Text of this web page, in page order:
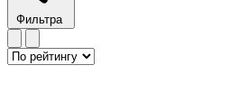
Фильтра